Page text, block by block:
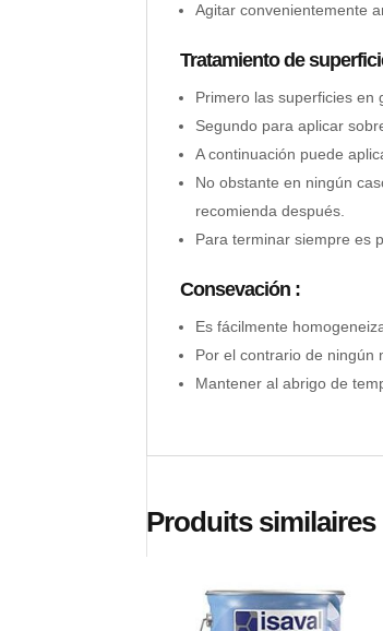
Agitar convenientemente
Tratamiento de
Primero las superficies en
Segundo para aplicar
A continuación puede
No obstante en ningún
recomienda después.
Para terminar siempre es
Consevación :
Es fácilmente
Por el contrario de ningún
Mantener al abrigo de
Produits similaires